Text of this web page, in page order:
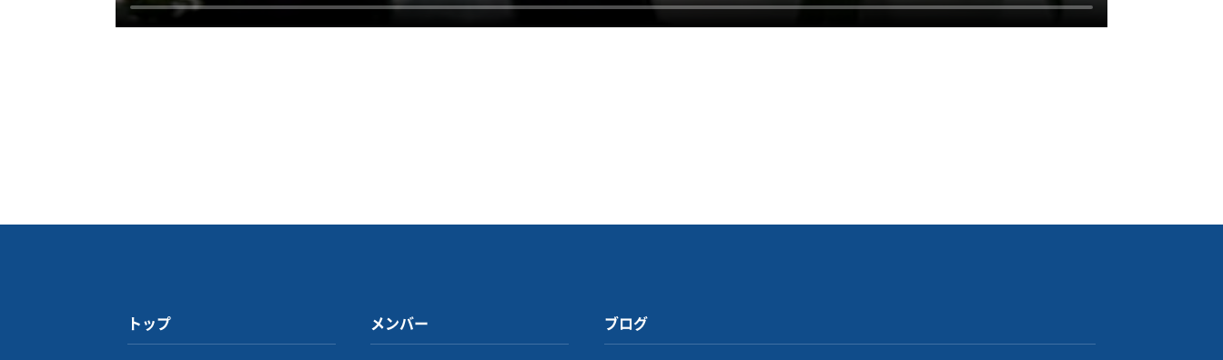
トップ メンバー ブログ